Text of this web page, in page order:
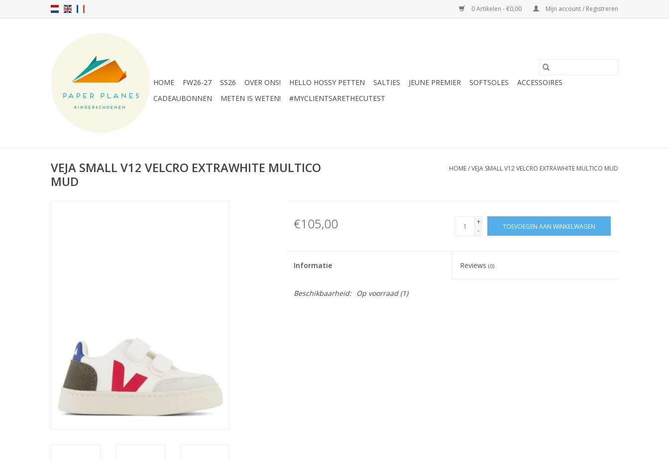
0 Artikelen - €0,00 Mijn account / Registreren
HOME FW26-27 SS26 OVER ONS! HELLO HOSSY PETTEN SALTIES JEUNE PREMIER SOFTSOLES
ACCESSOIRES
CADEAUBONNEN
METEN IS WETEN! #MYCLIENTSARETHECUTEST
VEJA SMALL V12 VELCRO EXTRAWHITE MULTICO
MUD
HOME/VEJA SMALL V12 VELCRO EXTRAWHITE MULTICO MUD
€105,00
+
-
TOEVOEGEN AAN WINKELWAGEN
Informatie Reviews(0)
Beschikbaarheid: Op voorraad(1)